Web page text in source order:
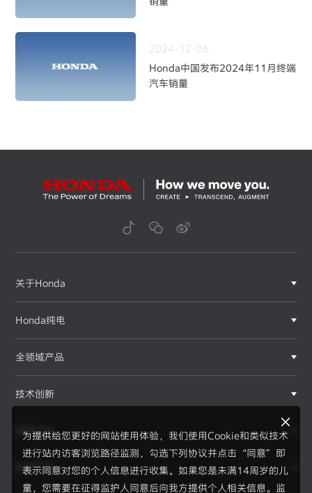
2024-12-06
Honda中国发布2024年11月终端
汽车销量
为提供给您更好的网站使用体验，我们使用Cookie和类似技术
进行站内访客浏览路径监测，勾选下列协议并点击“同意”即
表示同意对您的个人信息进行收集。如果您是未满14周岁的儿
童，您需要在征得监护人同意后向我方提供个人相关信息。监
关于Honda
Honda纯电
全领域产品
技术创新
赛事运动
新闻资讯
F1®赛事